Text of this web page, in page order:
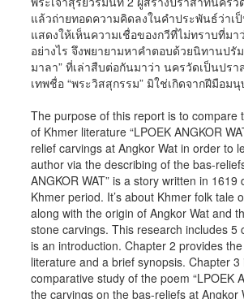
แล้วถ่ายทอดความคิดลงในคำประพันธ์ว่าเ
แสดงให้เห็นความเชื่อของกวีที่ไม่ทราบที่ม
อย่างไร จึงพยายามหาคำตอบด้วยนิทานปรัม
มาลา” ที่เล่าสืบต่อกันมาว่า นครวัดเป็นปร
เทพชื่อ “พระวิสสุกรรม” มิใช่เกิดจากฝีมือม
The purpose of this report is to compare
of Khmer literature “LPOEK ANGKOR
relief carvings at Angkor Wat in order to
author via the describing of the bas-
ANGKOR WAT” is a story written in
Khmer period. It’s about Khmer folk tale
along with the origin of Angkor Wat and
stone carvings. This research includes 5
is an introduction. Chapter 2 provides
literature and a brief synopsis. Chapter
comparative study of the poem “LPOEK
the carvings on the bas-reliefs at Angkor